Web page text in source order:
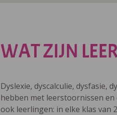
WAT ZIJN
Dyslexie, dyscalculie, dysfasie,
hebben met leerstoornissen
ook leerlingen: in elke klas van